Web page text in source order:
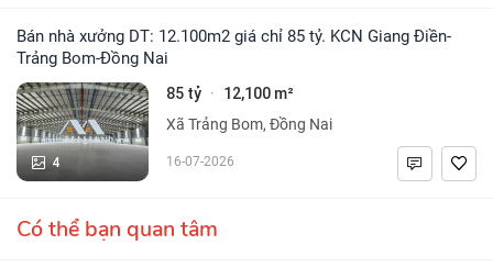
Bán nhà xưởng DT: 12.100m2 giá chỉ 85 tỷ. KCN Giang Điền-
Trảng Bom-Đồng Nai
4
85 tỷ · 12,100 m²
Xã Trảng Bom, Đồng Nai
16-07-2026
Có thể bạn quan tâm